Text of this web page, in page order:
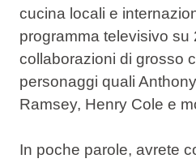
cucina locali e
programma televisivo su
collaborazioni di grosso
personaggi quali
Ramsey, Henry Cole e
In poche parole, avrete